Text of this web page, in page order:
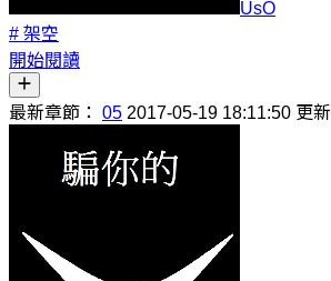
UsO
# 架空
開始閱讀
最新章節： 05 2017-05-19 18:11:50 更新